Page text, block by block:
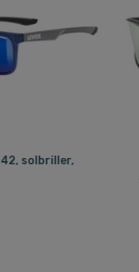
42, solbriller,